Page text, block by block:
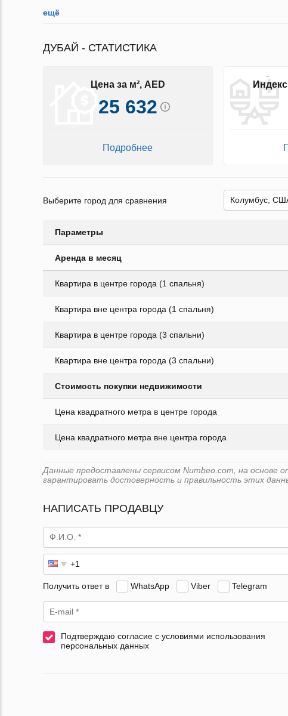
ещё
ДУБАЙ - СТАТИСТИКА
Цена за м², AED
25 632
Подробнее
Выберите город для сравнения
Параметры
Аренда в месяц
Квартира в центре города (1 спальня)
Квартира вне центра города (1 спальня)
Квартира в центре города (3 спальни)
Квартира вне центра города (3 спальни)
Стоимость покупки недвижимости
Цена квадратного метра в центре города
Цена квадратного метра вне центра города
Данные предоставлены сервисом Numbeo.com, на основе
гарантировать достоверность и правильность этих
НАПИСАТЬ ПРОДАВЦУ
Получить ответ в WhatsApp Viber Telegram
Подтверждаю согласие с условиями использования
персональных данных